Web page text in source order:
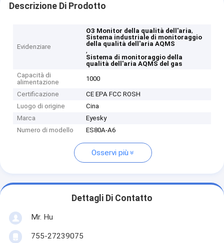
Descrizione Di Prodotto
Evidenziare
O3 Monitor della qualità dell'aria,
Sistema industriale di monitoraggio
della qualità dell'aria AQMS
,
Sistema di monitoraggio della
qualità dell'aria AQMS del gas
Capacità di
alimentazione
1000
Certificazione
CE EPA FCC ROSH
Luogo di origine
Cina
Marca
Eyesky
Numero di modello
ES80A-A6
Osservi più
Dettagli Di Contatto
Mr. Hu
755-27239075